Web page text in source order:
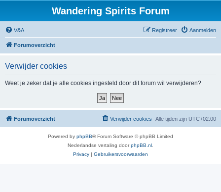
Wandering Spirits Forum
V&A Aanmelden
Registreer
Forumoverzicht
Verwijder cookies
Weet je zeker dat je alle cookies ingesteld door dit forum wil verwijderen?
Forumoverzicht Alle tijden zijn UTC+02:00
Verwijder cookies
Powered by phpBB® Forum Software © phpBB Limited
Nederlandse vertaling doorphpBB.nl
Privacy | Gebruikersvoorwaarden